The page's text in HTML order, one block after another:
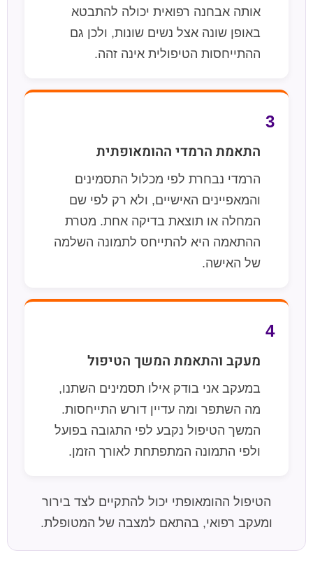
אותה אבחנה רפואית יכולה להתבטא
באופן שונה אצל נשים שונות, ולכן גם
ההתייחסות הטיפולית אינה זהה.
3
התאמת הרמדי ההומאופתית
הרמדי נבחרת לפי מכלול התסמינים
והמאפיינים האישיים, ולא רק לפי שם
המחלה או תוצאת בדיקה אחת. מטרת
ההתאמה היא להתייחס לתמונה השלמה
של האישה.
4
מעקב והתאמת המשך הטיפול
במעקב אני בודק אילו תסמינים השתנו,
מה השתפר ומה עדיין דורש התייחסות.
המשך הטיפול נקבע לפי התגובה בפועל
ולפי התמונה המתפתחת לאורך הזמן.
הטיפול ההומאופתי יכול להתקיים לצד בירור
ומעקב רפואי, בהתאם למצבה של המטופלת.